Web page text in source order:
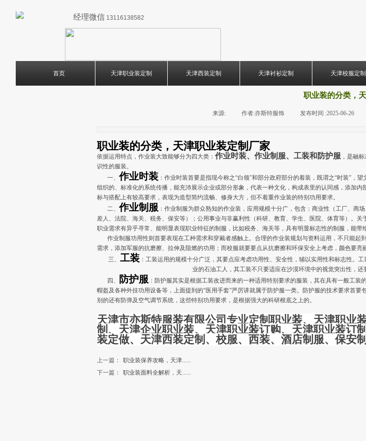
经理微信 13116138582
首页 天津职业装定制 天津西装定制 天津衬衫定制 天津校服定制
职业装的分类，
来源: 作者:亦斯特服饰 发布时间 :2025-06-26
职业装的分类，天津职业装定制厂家
依据运用特点，作业装大致能够分为四大类： 作业时装、作业制服、工装和防护服 ，是融
识性的服装。
一、作业时装 ：作业时装首要是指现今称之“白领”和部分政府部分的着装，既谓之“时装”
组织的、标准化的系统传播，能充沛展示企业或部分形象，代表一种文化，构成表里的认同感，添加
标与搭配上有较高要求，表现为造型简约流畅、修身大方，但不着重作业装的特别功用要求。
二、作业制服 ：作业制服为群众熟知的作业装，应用规模十分广，包含：商业性（工厂、商
差人、法院、海关、税务、保安等）；公用事业与非赢利性（科研、教育、学生、医院、体育等）。
职业需求有异乎寻常、能明显表现职业特征的制服，比如税务、海关等，具有明显标志性的制服，能带
作业制服功用性则首要表现在工种需求和穿戴者感触上。合理的作业装规划与资料运用，不只能起
需求，添加军服的抗磨擦、拉伸及阻燃的功用；而校服就要要点从抗磨擦和环保安全上考虑，颜色要亮
三、 工装：工装运用的规模十分广泛，其要点应考虑功用性、安全性，辅以实用性和标志性。
业的石油工人，其工装不只要适应在沙漠环境中的视觉突出性，
四、
防护服 ：防护服其实是根据工装改进而来的一种适用特别要求的服装，其在具有一般工
帽盔及各种外挂功用设备等，上面提到的“医用手套”严厉讲就属于防护服一类。防护服的技术要求首
别的还有防弹及空气调节系统，这些特别功用要求，是根据强大的科研根底之上的。
天津市亦斯特服装有限公司专业定制职业装、天津职业
制、天津企业职业装、天津职业装订购、天津职业装订
装定做、天津西装定制、校服、西装、酒店制服、保安
上一篇：
职业装保养攻略，天津......
下一篇：
职业装面料全解析，天......